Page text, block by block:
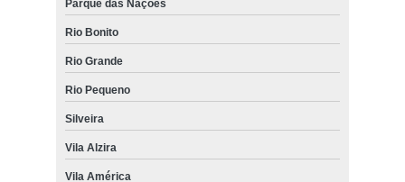
Parque das Nações
Rio Bonito
Rio Grande
Rio Pequeno
Silveira
Vila Alzira
Vila América